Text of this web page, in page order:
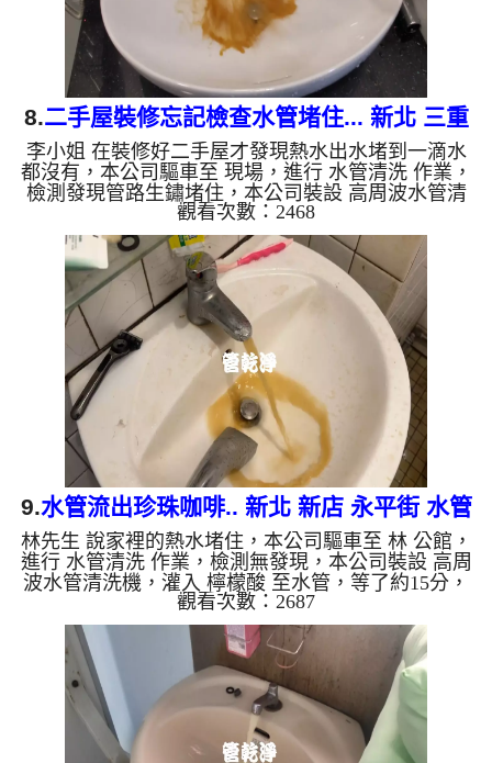
8.二手屋裝修忘記檢查水管堵住... 新北 三重
成功路 清洗水管
李小姐 在裝修好二手屋才發現熱水出水堵到一滴水
都沒有，本公司驅車至 現場，進行 水管清洗 作業，
檢測發現管路生鏽堵住，本公司裝設 高周波水管清
洗機，灌入 檸檬酸 至水管，等了約15分，開啟 水管
清洗機 ，啟動 螺旋波 模式，一開始藥水無法灌入，
改用特殊工法，一開始就流出鐵鏽水，看起來跟咖啡
一樣濃郁，兩個多小時後，熱水出水從一滴都沒有便
正常出水了。 如是自來水，如水管老化，會產生鐵
鏽跟泥沙堆積，洗出來的水就會是咖啡色，地下水含
有氧化錳，管壁上會結成黑色管垢，洗出來的水會跟
石油一樣黑，有些洗出...
觀看次數：2468
9.水管流出珍珠咖啡.. 新北 新店 永平街 水管
清洗
林先生 說家裡的熱水堵住，本公司驅車至 林 公館，
進行 水管清洗 作業，檢測無發現，本公司裝設 高周
波水管清洗機，灌入 檸檬酸 至水管，等了約15分，
開啟 水管清洗機 ，啟動 螺旋波 模式，一開始就流出
土色髒水，還掉出一顆顆異物，忽然顏色變咖啡色，
就像珍珠咖啡，兩個多小時後，出水變乾淨熱水出水
恢復正常了。 如是自來水，如水管老化，會產生鐵
鏽跟泥沙堆積，洗出來的水就會是咖啡色，地下水含
有氧化錳，管壁上會結成黑色管垢，洗出來的水會跟
石油一樣黑，有些洗出綠色的水，是因為裡面有銅的
物質，生鏽產生銅...
觀看次數：2687